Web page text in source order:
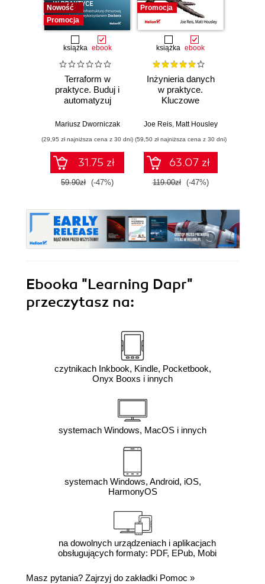
Nowość
Promocja
książka ebook
Terraform w
praktyce. Buduj i
automatyzuj
chmurową oraz
wykorzystaniem
Dockera
Mariusz Dworniczak
(29,95 zł najniższa cena z 30 dni)
31.75 zł
59.90zł (-47%)
Promocja
książka ebook
Inżynieria danych
w praktyce.
Kluczowe
najlepsze
Joe Reis, Matt Housley
(59,50 zł najniższa cena z 30 dni)
63.07 zł
119.00zł (-47%)
Ebooka "Learning Dapr"
przeczytasz na:
czytnikach Inkbook, Kindle, Pocketbook,
Onyx Booxs i innych
systemach Windows, MacOS i innych
systemach Windows, Android, iOS,
HarmonyOS
na dowolnych urządzeniach i aplikacjach
obsługujących formaty: PDF, EPub, Mobi
Masz pytania? Zajrzyj do zakładki Pomoc »